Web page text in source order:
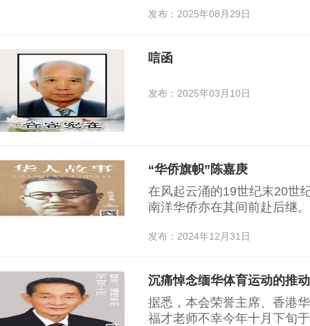
发布：2025年08月29日
唁函
发布：2025年03月10日
“华侨旗帜”陈嘉庚
在风起云涌的19世纪末20世
南洋华侨亦在其间前赴后继
陈嘉庚。2024年是陈嘉庚
发布：2024年12月31日
据悉，本会荣誉主席、香港
福才老师不幸今年十月下旬